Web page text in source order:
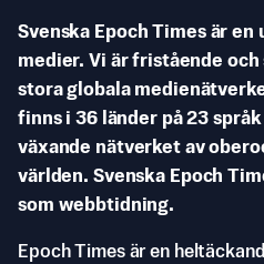
Svenska Epoch Times är
medier. Vi är fristående
stora globala
finns i 36 länder på 23
växande nätverket av
världen. Svenska Epoch
som webbtidning.
Epoch Times är en